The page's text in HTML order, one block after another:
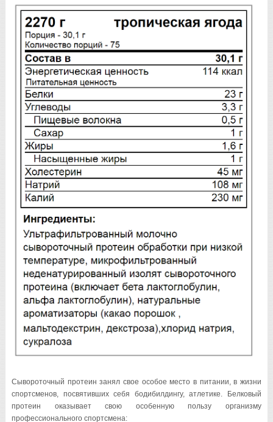
Сывороточный протеин занял свое особое место в питании, в жизни
спортсменов, посвятивших себя бодибилдингу, атлетике. Белковый
протеин оказывает свою особенную пользу организму
профессионального спортсмена: